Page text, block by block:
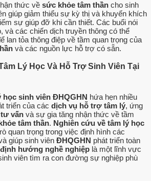
thức về sức khỏe tâm thần cho sinh
giúp giảm thiểu sự kỳ thị và khuyến khích
sự giúp đỡ khi cần thiết. Các buổi nói
và các chiến dịch truyền thông có thể
lan tỏa thông điệp về tầm quan trọng của
và các nguồn lực hỗ trợ có sẵn.
Lý Học Và Hỗ Trợ Sinh Viên Tại
học sinh viên ĐHQGHN hứa hẹn nhiều
triển của các dịch vụ hỗ trợ tâm lý, ứng
tư vấn và sự gia tăng nhận thức về tầm
tâm thần. Nghiên cứu về tâm lý học
quan trọng trong việc định hình các
giúp sinh viên ĐHQGHN phát triển toàn
hướng nghề nghiệp là một lĩnh vực
viên tìm ra con đường sự nghiệp phù